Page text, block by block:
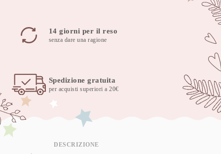
14 giorni per il reso
senza dare una ragione
Spedizione gratuita
per acquisti superiori a 20€
DESCRIZIONE